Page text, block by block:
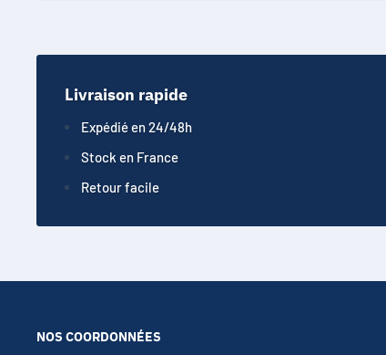
Livraison rapide
Expédié en 24/48h
Stock en France
Retour facile
NOS COORDONNÉES